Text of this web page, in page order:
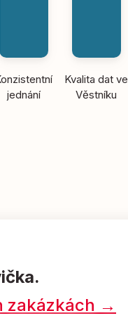
jednání
Kvalita dat ve
Věstníku
zakázkách →